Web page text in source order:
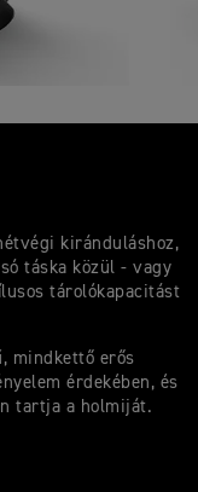
kiránduláshoz,
táska közül - vagy
tárolókapacitást
mindkettő erős
érdekében, és
tartja a holmiját.